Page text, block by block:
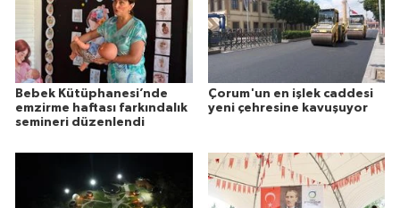
Bebek Kütüphanesi’nde
emzirme haftası farkındalık
semineri düzenlendi
Çorum'un en işlek caddesi
yeni çehresine kavuşuyor